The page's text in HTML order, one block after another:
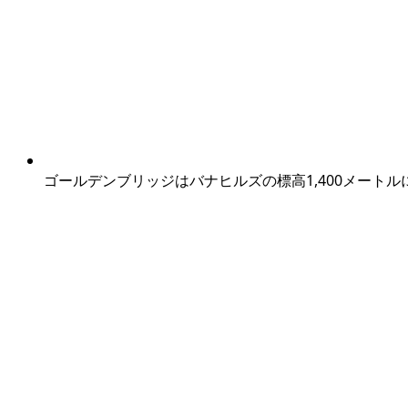
ゴールデンブリッジはバナヒルズの標高1,400メートル